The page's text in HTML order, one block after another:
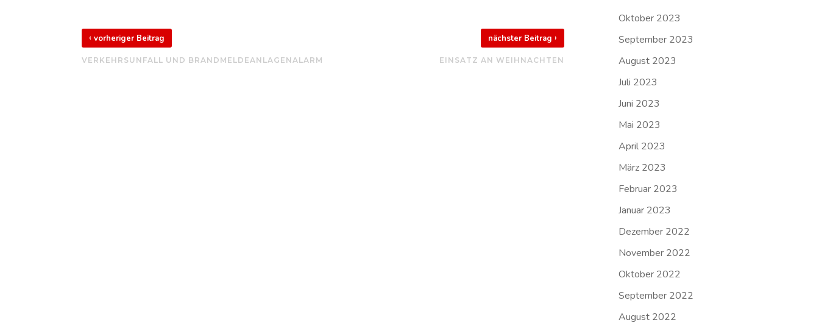
‹ vorheriger Beitrag
VERKEHRSUNFALL UND BRANDMELDEANLAGENALARM
nächster Beitrag›
EINSATZ AN WEIHNACHTEN
Oktober 2023
September 2023
August 2023
Juli 2023
Juni 2023
Mai 2023
April 2023
März 2023
Februar 2023
Januar 2023
Dezember 2022
November 2022
Oktober 2022
September 2022
August 2022